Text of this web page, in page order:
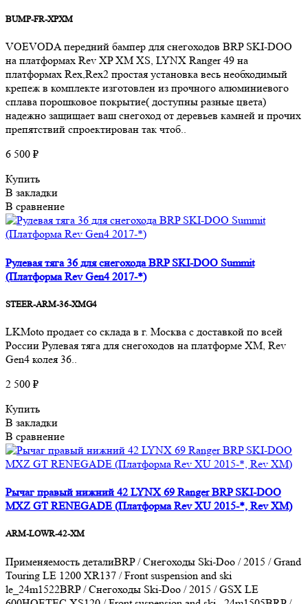
BUMP-FR-XPXM
VOEVODA передний бампер для снегоходов BRP SKI-DOO
на платформах Rev XP XM XS, LYNX Ranger 49 на
платформах Rex,Rex2 простая установка весь необходимый
крепеж в комплекте изготовлен из прочного алюминиевого
сплава порошковое покрытие( доступны разные цвета)
надежно защищает ваш снегоход от деревьев камней и прочих
препятствий cпроектирован так чтоб..
6 500 ₽
Купить
В закладки
В сравнение
Рулевая тяга 36 для снегохода BRP SKI-DOO Summit
(Платформа Rev Gen4 2017-*)
STEER-ARM-36-XMG4
LKMoto продает со склада в г. Москва с доставкой по всей
России Рулевая тяга для снегоходов на платформе XM, Rev
Gen4 колея 36..
2 500 ₽
Купить
В закладки
В сравнение
Рычаг правый нижний 42 LYNX 69 Ranger BRP SKI-DOO
MXZ GT RENEGADE (Платформа Rev XU 2015-*, Rev XM)
ARM-LOWR-42-XM
Применяемость деталиBRP / Снегоходы Ski-Doo / 2015 / Grand
Touring LE 1200 XR137 / Front suspension and ski
le_24m1522BRP / Снегоходы Ski-Doo / 2015 / GSX LE